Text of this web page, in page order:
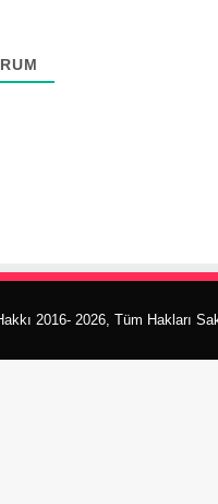
2016- 2026, Tüm Hakları